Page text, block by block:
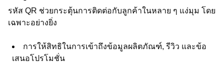
รหัส QR ช่วยกระตุ้นการติดต่อกับลูกค้าในหลาย ๆ แง่มุม โดย
เฉพาะอย่างยิ่ง
การให้สิทธิในการเข้าถึงข้อมูลผลิตภัณฑ์, รีวิว และข้อ
เสนอโปรโมชั่น